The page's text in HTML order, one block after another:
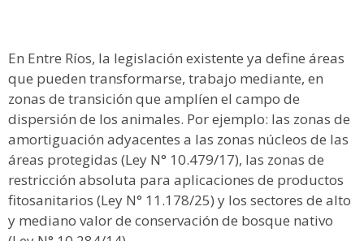
En Entre Ríos, la legislación existente ya define áreas
que pueden transformarse, trabajo mediante, en
zonas de transición que amplíen el campo de
dispersión de los animales. Por ejemplo: las zonas de
amortiguación adyacentes a las zonas núcleos de las
áreas protegidas (Ley N° 10.479/17), las zonas de
restricción absoluta para aplicaciones de productos
fitosanitarios (Ley N° 11.178/25) y los sectores de alto
y mediano valor de conservación de bosque nativo